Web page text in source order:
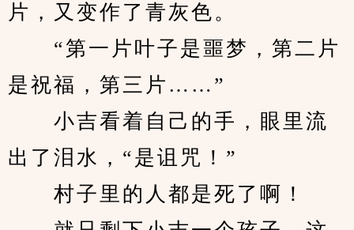
片，又变作了青灰色。
“第一片叶子是噩梦，第二片
是祝福，第三片……”
小吉看着自己的手，眼里流
出了泪水，“是诅咒！”
村子里的人都是死了啊！